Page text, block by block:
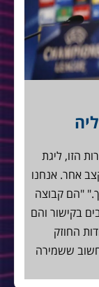
הזו, ליגת
אחר. אנחנו
"הם קבוצה
בקישור והם
החוזק
ששמירה